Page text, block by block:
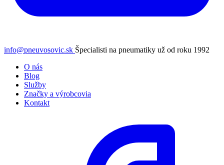
info@pneuvosovic.sk Špecialisti na pneumatiky už od roku 1992
O nás
Blog
Služby
Značky a výrobcovia
Kontakt